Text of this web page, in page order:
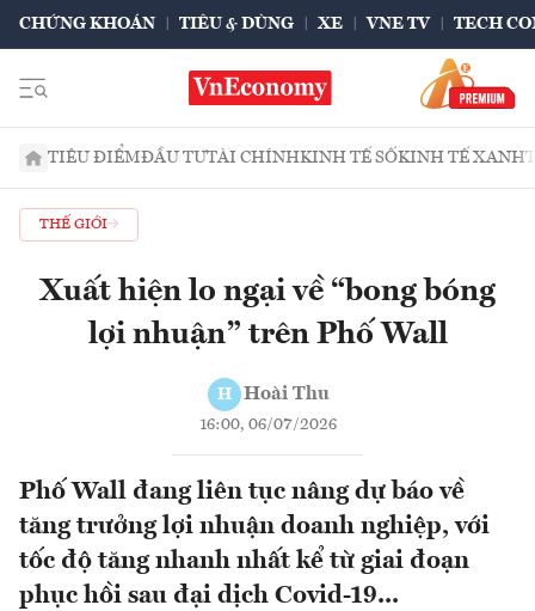
CHỨNG KHOÁN TIÊU & DÙNG XE VNE TV TECH
TIÊU ĐIỂMĐẦU TƯTÀI CHÍNHKINH TẾ SỐKINH TẾ XANH
THẾ GIỚI
Xuất hiện lo ngại về “bong bóng
lợi nhuận” trên Phố Wall
H Hoài Thu
16:00, 06/07/2026
Phố Wall đang liên tục nâng dự báo về
tăng trưởng lợi nhuận doanh nghiệp, với
tốc độ tăng nhanh nhất kể từ giai đoạn
phục hồi sau đại dịch Covid-19...